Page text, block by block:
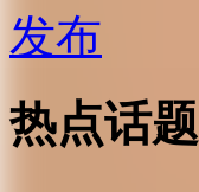
发布
热点话题